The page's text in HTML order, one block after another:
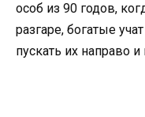
особ из 90 годов,
разгаре, богатые
пускать их направо и